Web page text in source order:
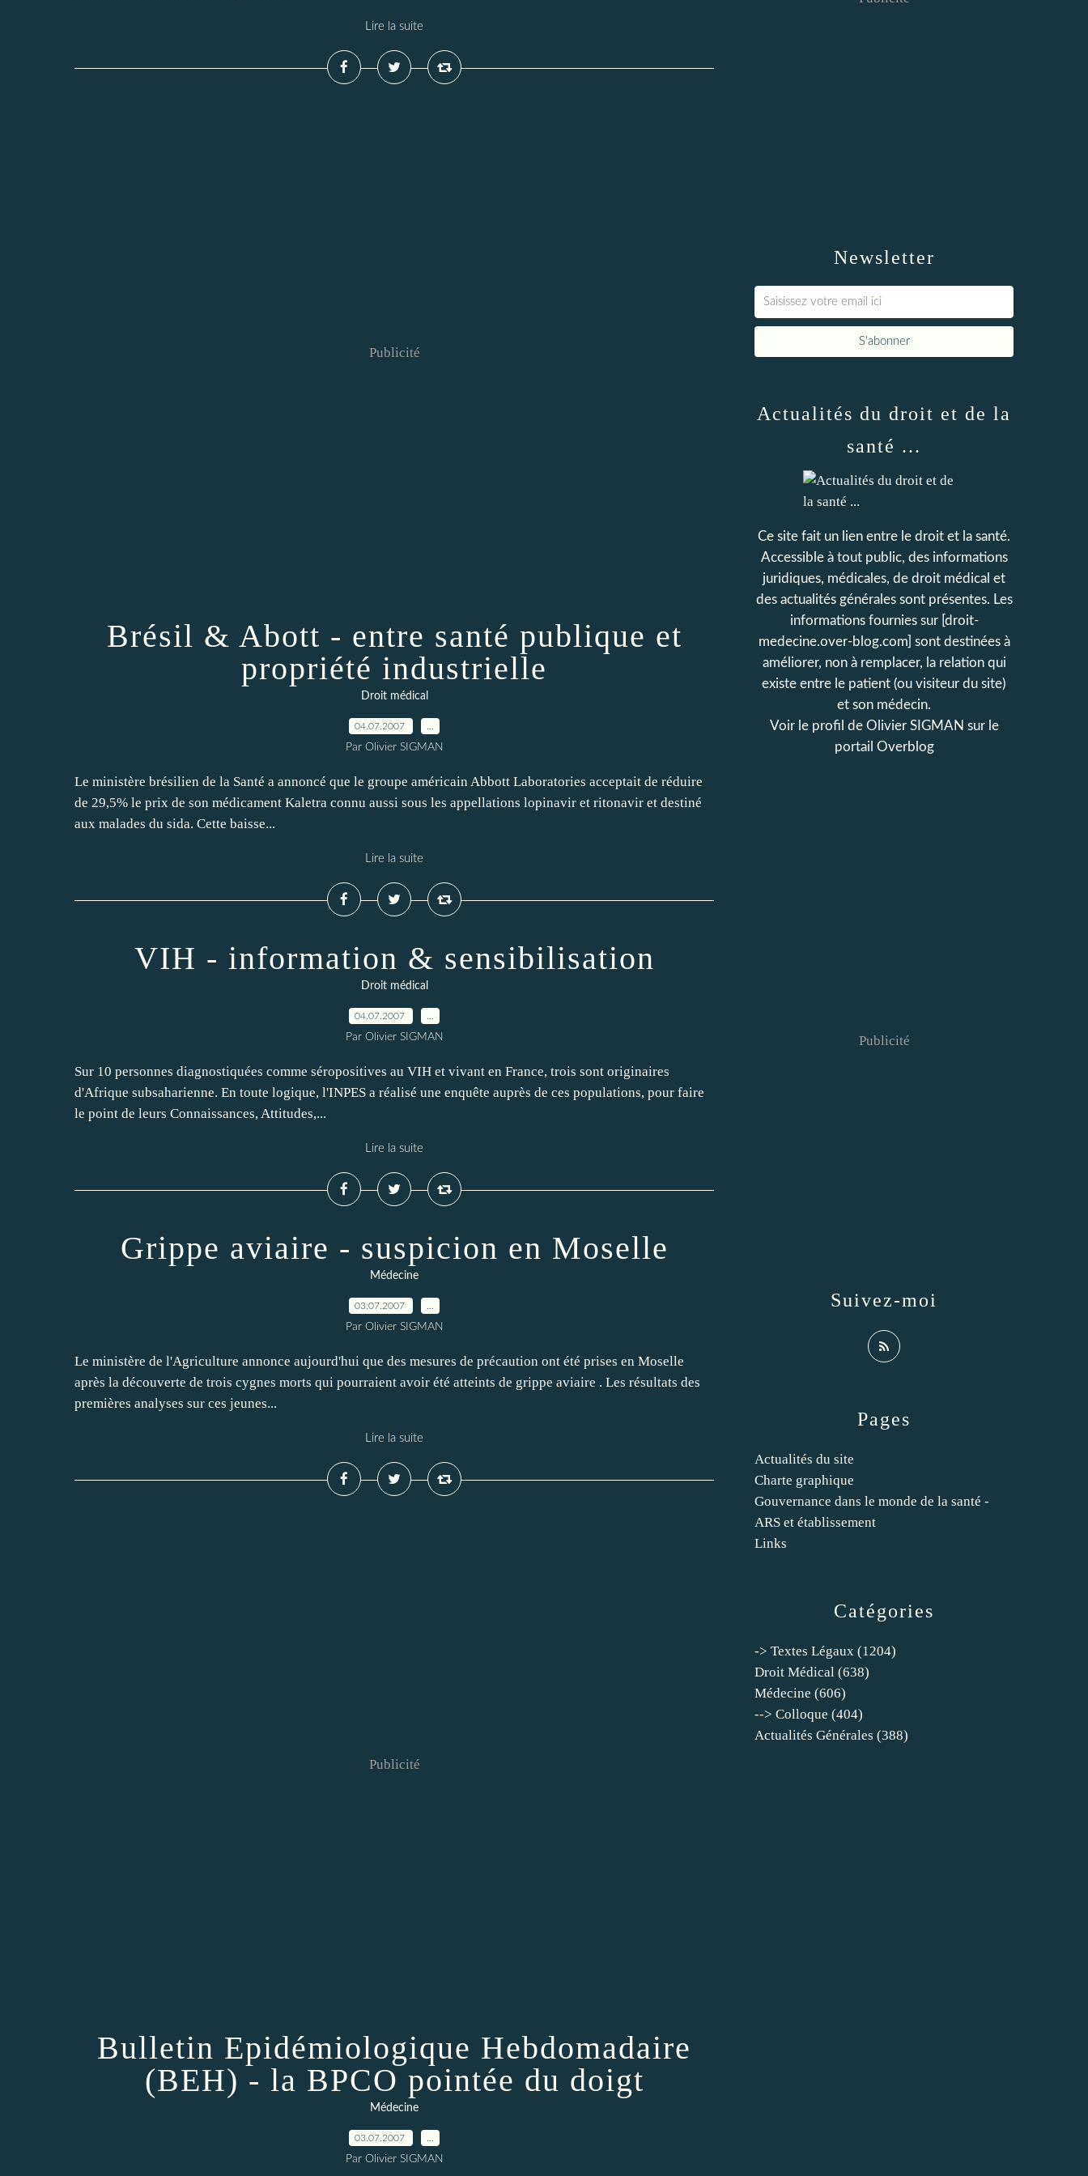
Lire la suite
Publicité
Brésil & Abott - entre santé publique et
propriété industrielle
Droit médical
04.07.2007
Par Olivier SIGMAN
Le ministère brésilien de la Santé a annoncé que le groupe américain Abbott Laboratories acceptait de réduire
de 29,5% le prix de son médicament Kaletra connu aussi sous les appellations lopinavir et ritonavir et destiné
aux malades du sida. Cette baisse...
Lire la suite
VIH - information & sensibilisation
Droit médical
04.07.2007
Par Olivier SIGMAN
Sur 10 personnes diagnostiquées comme séropositives au VIH et vivant en France, trois sont originaires
d'Afrique subsaharienne. En toute logique, l'INPES a réalisé une enquête auprès de ces populations, pour faire
le point de leurs Connaissances, Attitudes,...
Lire la suite
Grippe aviaire - suspicion en Moselle
Médecine
03.07.2007
Par Olivier SIGMAN
Le ministère de l'Agriculture annonce aujourd'hui que des mesures de précaution ont été prises en Moselle
après la découverte de trois cygnes morts qui pourraient avoir été atteints de grippe aviaire . Les résultats des
premières analyses sur ces jeunes...
Lire la suite
Publicité
Bulletin Epidémiologique Hebdomadaire
(BEH) - la BPCO pointée du doigt
Médecine
03.07.2007
Par Olivier SIGMAN
Newsletter
Catégories
-> Textes Légaux (1204)
Droit Médical (638)
Médecine (606)
--> Colloque (404)
Actualités Générales (388)
Pages
Actualités du site
Charte graphique
Gouvernance dans le monde de la santé -
ARS et établissement
Links
Actualités du droit et de la
santé ...
Ce site fait un lien entre le droit et la santé.
Accessible à tout public, des informations
juridiques, médicales, de droit médical et
des actualités générales sont présentes. Les
informations fournies sur [droit-
medecine.over-blog.com] sont destinées à
améliorer, non à remplacer, la relation qui
existe entre le patient (ou visiteur du site)
et son médecin.
Voir le profil de Olivier SIGMAN sur le
portail Overblog
Suivez-moi
Publicité